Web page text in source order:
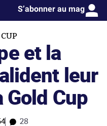
S’abonner au mag
et la
leur
Cup
28